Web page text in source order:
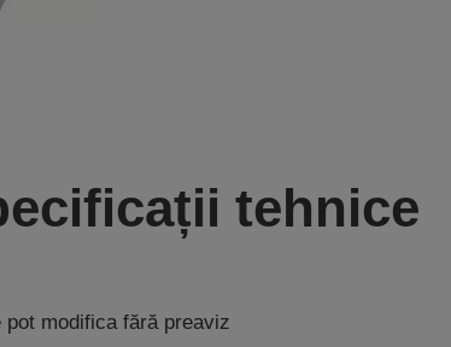
tehnice
modifica fără preaviz